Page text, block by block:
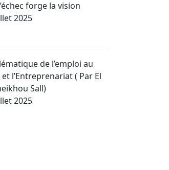
forge la vision
2025
de l’emploi au
l’Entreprenariat ( Par El
Sall)
2025